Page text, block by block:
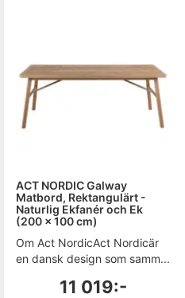
ACT NORDIC Galway
Matbord, Rektangulärt -
Naturlig Ekfanér och Ek
(200 x 100 cm)
Om Act NordicAct Nordicär
en dansk design som samm...
11 019:-